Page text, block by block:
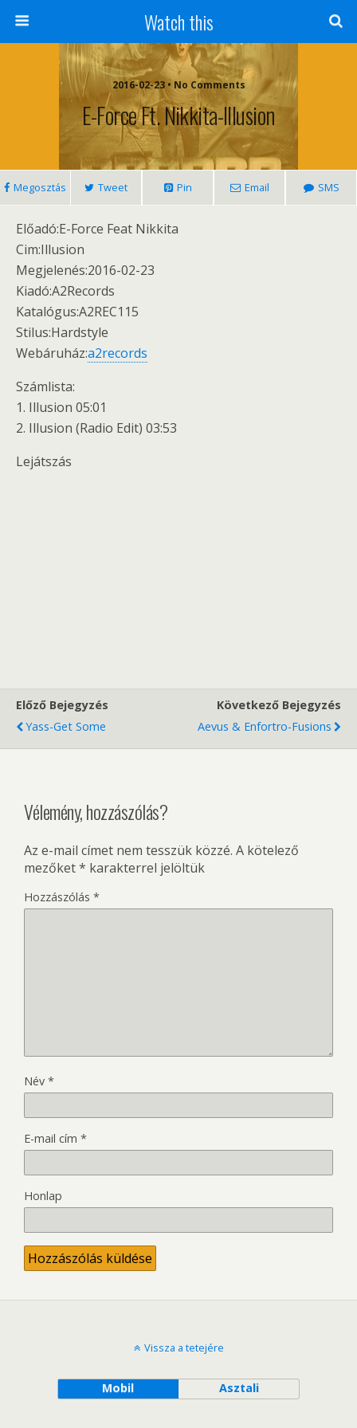
Watch this
2016-02-23 • No Comments
E-Force Ft. Nikkita-Illusion
Megosztás Tweet Pin Email SMS
Előadó:E-Force Feat Nikkita
Cim:Illusion
Megjelenés:2016-02-23
Kiadó:A2Records
Katalógus:A2REC115
Stilus:Hardstyle
Webáruház:a2records
Számlista:
1. Illusion 05:01
2. Illusion (Radio Edit) 03:53
Lejátszás
Előző Bejegyzés
Yass-Get Some
Következő Bejegyzés
Aevus & Enfortro-Fusions
Vélemény, hozzászólás?
Az e-mail címet nem tesszük közzé. A kötelező
mezőket* karakterrel jelöltük
Hozzászólás *
Név *
E-mail cím *
Honlap
Vissza a tetejére
Mobil Asztali